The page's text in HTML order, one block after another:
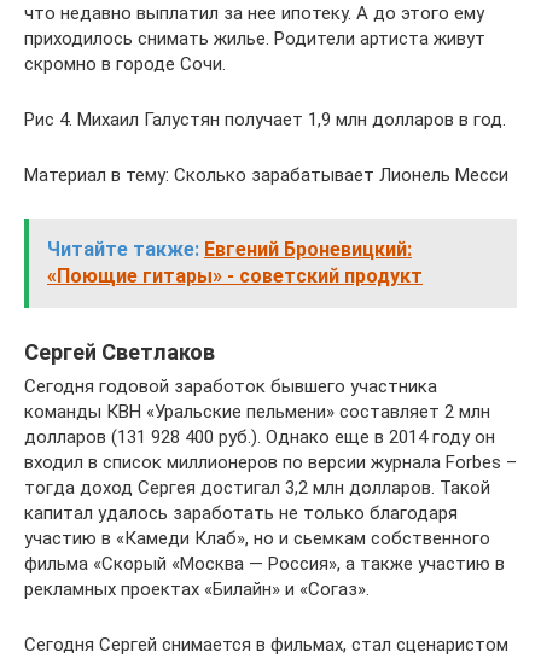
что недавно выплатил за нее ипотеку. А до этого ему
приходилось снимать жилье. Родители артиста живут
скромно в городе Сочи.
Рис 4. Михаил Галустян получает 1,9 млн долларов в год.
Материал в тему: Сколько зарабатывает Лионель Месси
Читайте также: Евгений Броневицкий:
«Поющие гитары» - советский продукт
Сергей Светлаков
Сегодня годовой заработок бывшего участника
команды КВН «Уральские пельмени» составляет 2 млн
долларов (131 928 400 руб.). Однако еще в 2014 году он
входил в список миллионеров по версии журнала Forbes –
тогда доход Сергея достигал 3,2 млн долларов. Такой
капитал удалось заработать не только благодаря
участию в «Камеди Клаб», но и сьемкам собственного
фильма «Скорый «Москва — Россия», а также участию в
рекламных проектах «Билайн» и «Согаз».
Сегодня Сергей снимается в фильмах, стал сценаристом